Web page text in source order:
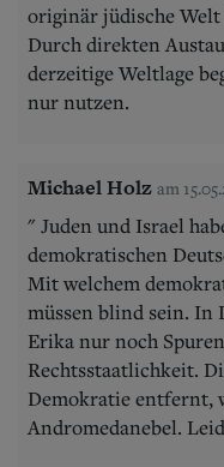
originär jüdische Welt
Durch direkten
derzeitige Weltlage
nur nutzen.
Michael Holz am
" Juden und Israel
demokratischen
Mit welchem
müssen blind sein. In
Erika nur noch
Rechtsstaatlichkeit.
Demokratie entfernt,
Andromedanebel.